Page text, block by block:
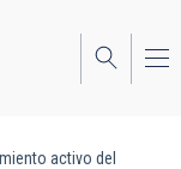
activo del